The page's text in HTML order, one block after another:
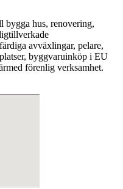
bygga hus, renovering,
avväxlingar, pelare,
byggvaruinköp i EU
förenlig verksamhet.